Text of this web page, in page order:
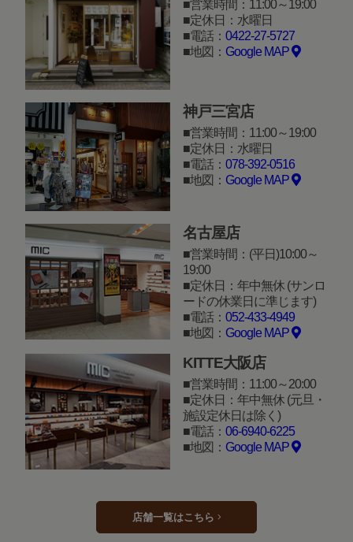
営業時間：11:00～19:00
定休日：水曜日
電話： 0422-27-5727
地図： Google MAP
神戸三宮店
営業時間：11:00～19:00
定休日：水曜日
電話： 078-392-0516
地図： Google MAP
名古屋店
営業時間：(平日)10:00～
19:00
定休日：年中無休 (サンロ
ードの休業日に準じます)
電話： 052-433-4949
地図： Google MAP
KITTE大阪店
営業時間：11:00～20:00
定休日：年中無休 (元旦・
施設定休日は除く)
電話： 06-6940-6225
地図： Google MAP
店舗一覧はこちら